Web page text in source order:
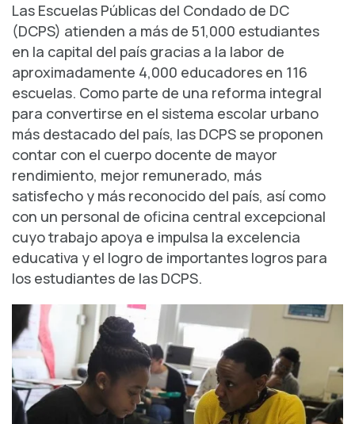
Las Escuelas Públicas del Condado de DC
(DCPS) atienden a más de 51,000 estudiantes
en la capital del país gracias a la labor de
aproximadamente 4,000 educadores en 116
escuelas. Como parte de una reforma integral
para convertirse en el sistema escolar urbano
más destacado del país, las DCPS se proponen
contar con el cuerpo docente de mayor
rendimiento, mejor remunerado, más
satisfecho y más reconocido del país, así como
con un personal de oficina central excepcional
cuyo trabajo apoya e impulsa la excelencia
educativa y el logro de importantes logros para
los estudiantes de las DCPS.